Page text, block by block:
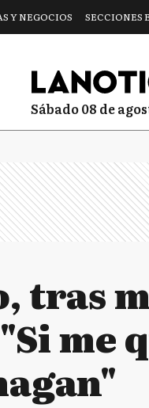
Y NEGOCIOS SECCIONES
sábado 08 de
tras
me